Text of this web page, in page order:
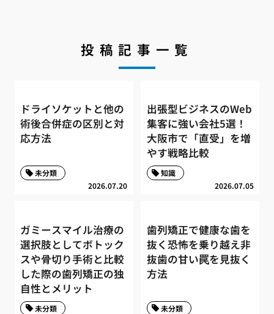
投稿記事一覧
ドライソケットと他の
術後合併症の区別と対
応方法
2026.07.20
未分類
出張型ビジネスのWeb
集客に強い会社5選！
大阪市で「直受」を増
やす戦略比較
2026.07.05
知識
ガミースマイル治療の
選択肢としてボトック
スや骨切り手術と比較
した際の歯列矯正の独
自性とメリット
未分類
歯列矯正で健康な歯を
抜く恐怖を乗り越え非
抜歯の甘い罠を見抜く
方法
未分類